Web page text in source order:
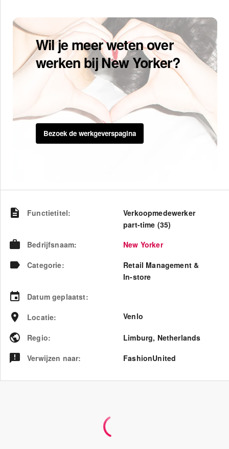
Wil je meer weten over
werken bij New Yorker?
Bezoek de werkgeverspagina
Functietitel:
Verkoopmedewerker
part-time (35)
Bedrijfsnaam:
New Yorker
Categorie:
Retail Management &
In-store
Datum geplaatst:
Locatie: Venlo
Regio: Limburg, Netherlands
Verwijzen naar: FashionUnited